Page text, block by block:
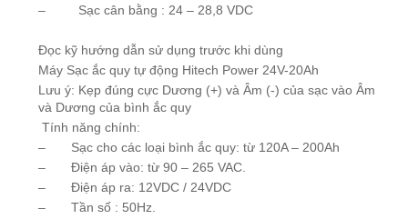
– Sạc cân bằng : 24 – 28,8 VDC
Đọc kỹ hướng dẫn sử dụng trước khi dùng
Máy Sạc ắc quy tự động Hitech Power 24V-20Ah
Lưu ý: Kẹp đúng cực Dương (+) và Âm (-) của sạc vào Âm
và Dương của bình ắc quy
Tính năng chính:
– Sạc cho các loại bình ắc quy: từ 120A – 200Ah
– Điện áp vào: từ 90 – 265 VAC.
– Điện áp ra: 12VDC / 24VDC
– Tần số : 50Hz.